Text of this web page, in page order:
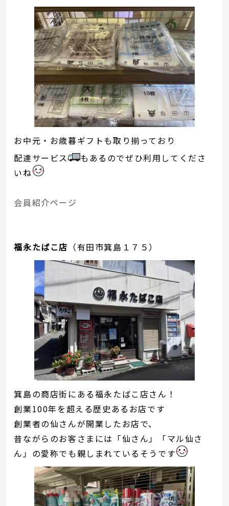
お中元・お歳暮ギフトも取り揃っており
配達サービス
もあるのでぜひ利用してくださ
いね
会員紹介ページ
福永たばこ店 （有田市箕島１７５）
箕島の商店街にある福永たばこ店さん！
創業100年を超える歴史あるお店です
創業者の仙さんが開業したお店で、
昔ながらのお客さまには「仙さん」「マル仙さ
ん」の愛称でも親しまれているそうです